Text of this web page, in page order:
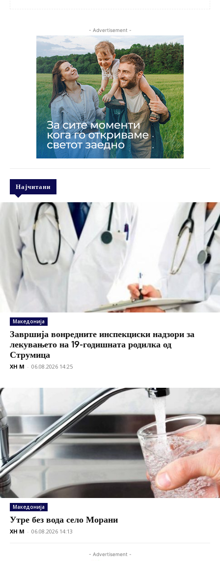
- Advertisement -
Најчитани
Македонија
Завршија вонредните инспекциски надзори за
лекувањето на 19-годишната родилка од
Струмица
XH M - 06.08.2026 14:25
Македонија
Утре без вода село Морани
XH M - 06.08.2026 14:13
- Advertisement -